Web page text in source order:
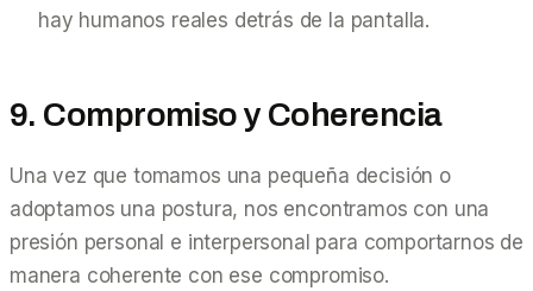
hay humanos reales detrás de la pantalla.
9. Compromiso y Coherencia
Una vez que tomamos una pequeña decisión o
adoptamos una postura, nos encontramos con una
presión personal e interpersonal para comportarnos de
manera coherente con ese compromiso.